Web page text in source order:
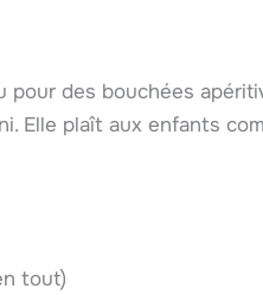
des bouchées
Elle plaît aux enfants
tout)